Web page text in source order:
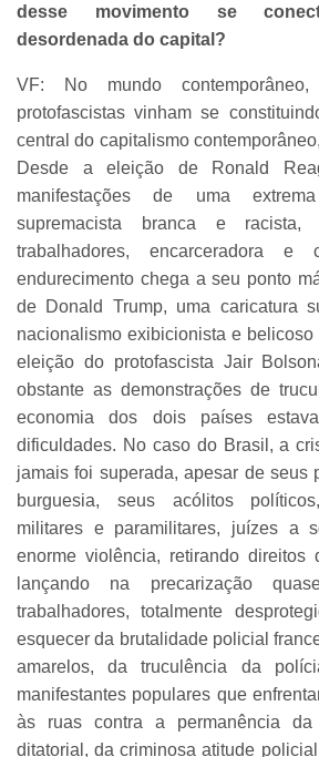
desse movimento se
desordenada do capital?
VF: No mundo
protofascistas vinham se
central do capitalismo
Desde a eleição de Ronald
manifestações de uma
supremacista branca e racista,
trabalhadores, encarceradora e
endurecimento chega a seu ponto
de Donald Trump, uma caricatura
nacionalismo exibicionista e belicoso
eleição do protofascista Jair
obstante as demonstrações de
economia dos dois países
dificuldades. No caso do Brasil, a
jamais foi superada, apesar de seus
burguesia, seus acólitos
militares e paramilitares, juízes a
enorme violência, retirando direitos
lançando na precarização
trabalhadores, totalmente
esquecer da brutalidade policial
amarelos, da truculência da
manifestantes populares que
às ruas contra a permanência da
ditatorial, da criminosa atitude